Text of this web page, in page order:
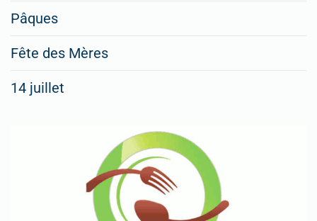
Pâques
Fête des Mères
14 juillet